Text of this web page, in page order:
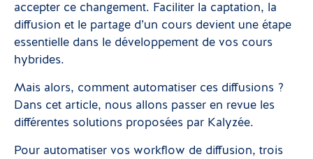
accepter ce changement. Faciliter la captation, la
diffusion et le partage d’un cours devient une étape
essentielle dans le développement de vos cours
hybrides.
Mais alors, comment automatiser ces diffusions ?
Dans cet article, nous allons passer en revue les
différentes solutions proposées par Kalyzée.
Pour automatiser vos workflow de diffusion, trois